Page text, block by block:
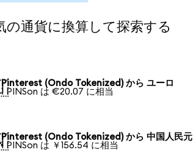
貨に換算して探索する
Pinterest (Ondo Tokenized) から ユーロ
1 PINSon は €20.07 に相当
Pinterest (Ondo Tokenized) から 中国人民元
1 PINSon は ￥156.54 に相当